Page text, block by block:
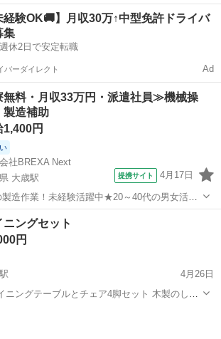
いのでご了承ください。 サイズ縦90.横165cm
屋駅 ダイニングセット
経験OK🚚】月収30万↑中型免許ドライバ
集
休2日で安定転職
バーダイレクト Ad
料・月収33万円・派遣社員≫機械操
製造補助
1,400円
社BREXA Next
大歳駅
提携サイト 4月17日
造作業！未経験活躍中★20～40代の男女活躍
！備品付きワンルーム寮費無料！赴任旅費会
事前対応可◎格安食堂利用可！年間休日135日
山口市》 人気の工...
大歳駅 その他
ニングセット
円
4月26日
グテーブルとチェア4脚セット 木製のしっ